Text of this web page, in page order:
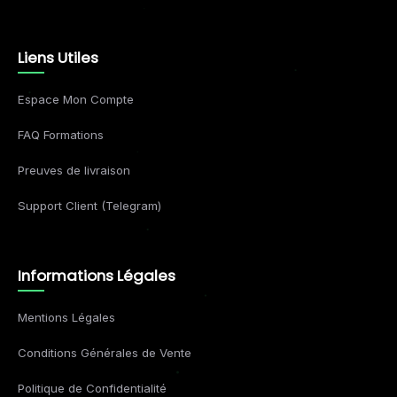
Liens Utiles
Espace Mon Compte
FAQ Formations
Preuves de livraison
Support Client (Telegram)
Informations Légales
Mentions Légales
Conditions Générales de Vente
Politique de Confidentialité